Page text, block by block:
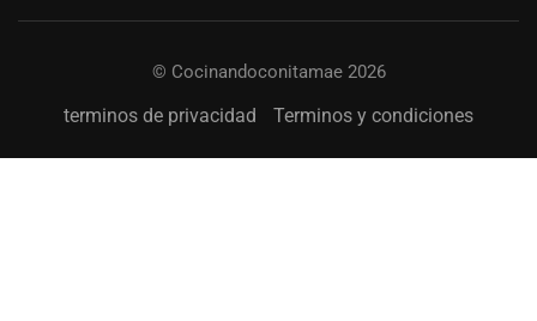
© Cocinandoconitamae 2026
terminos de privacidad Terminos y condiciones